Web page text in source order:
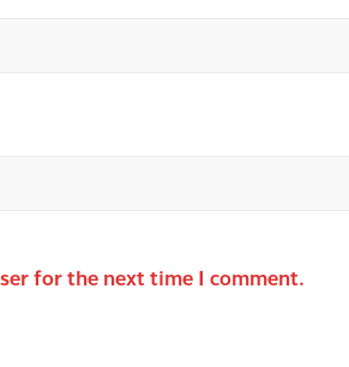
for the next time I comment.